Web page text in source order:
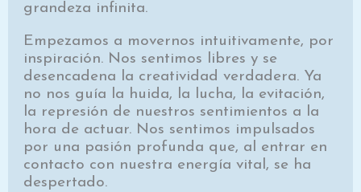
grandeza infinita.
Empezamos a movernos intuitivamente, por
inspiración. Nos sentimos libres y se
desencadena la creatividad verdadera. Ya
no nos guía la huida, la lucha, la evitación,
la represión de nuestros sentimientos a la
hora de actuar. Nos sentimos impulsados
por una pasión profunda que, al entrar en
contacto con nuestra energía vital, se ha
despertado.